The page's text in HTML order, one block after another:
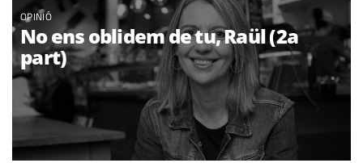
OPINIÓ
No ens oblidem de tu, Raül (2a
part)